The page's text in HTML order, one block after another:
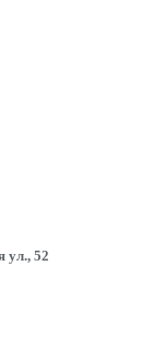
ул., 52